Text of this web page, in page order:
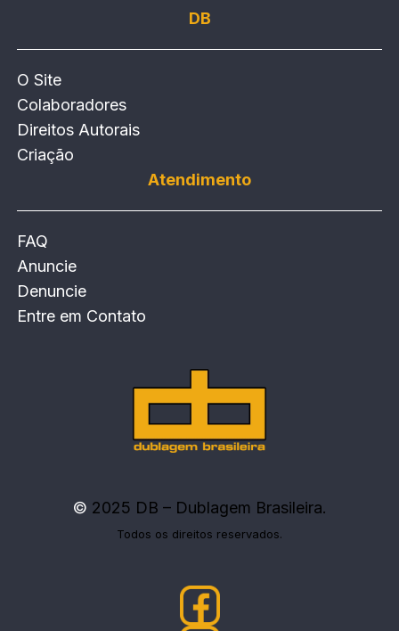
DB
O Site
Colaboradores
Direitos Autorais
Criação
Atendimento
FAQ
Anuncie
Denuncie
Entre em Contato
© 2025 DB – Dublagem Brasileira.
Todos os direitos reservados.